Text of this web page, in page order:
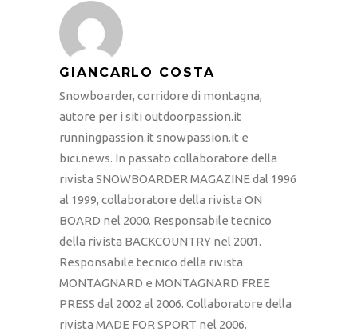
GIANCARLO COSTA
Snowboarder, corridore di montagna,
autore per i siti outdoorpassion.it
runningpassion.it snowpassion.it e
bici.news. In passato collaboratore della
rivista SNOWBOARDER MAGAZINE dal 1996
al 1999, collaboratore della rivista ON
BOARD nel 2000. Responsabile tecnico
della rivista BACKCOUNTRY nel 2001.
Responsabile tecnico della rivista
MONTAGNARD e MONTAGNARD FREE
PRESS dal 2002 al 2006. Collaboratore della
rivista MADE FOR SPORT nel 2006.